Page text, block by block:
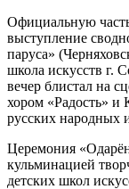
Официальную
выступление
паруса»
школа искусств г.
вечер блистал на
хором «Радость» и
русских
Церемония
кульминацией
детских школ